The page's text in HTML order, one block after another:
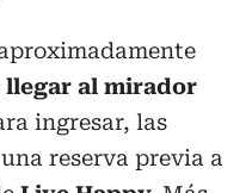
al mirador
ingresar, las
reserva previa a